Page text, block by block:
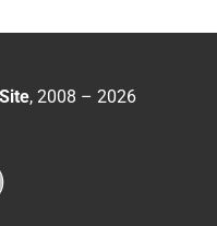
, 2008 – 2026